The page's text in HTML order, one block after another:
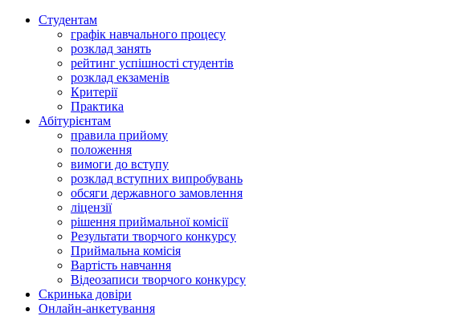
Студентам
графік навчального процесу
розклад занять
рейтинг успішності студентів
розклад екзаменів
Критерії
Практика
Абітурієнтам
правила прийому
положення
вимоги до вступу
розклад вступних випробувань
обсяги державного замовлення
ліцензії
рішення приймальної комісії
Результати творчого конкурсу
Приймальна комісія
Вартість навчання
Відеозаписи творчого конкурсу
Скринька довіри
Онлайн-анкетування